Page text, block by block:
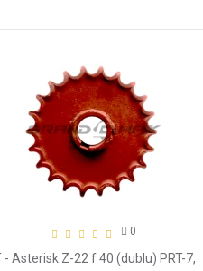
0
- Asterisk Z-22 f 40 (dublu) PRT-7,